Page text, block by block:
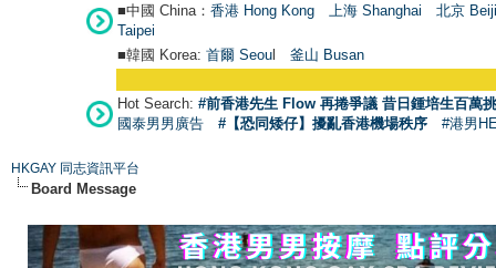
■中國 China： 香港 Hong Kong 上海 Shanghai
北京
Taipei
■韓國 Korea: 首爾 Seoul 釜山 Busan
Hot Search: #前香港先生 Flow 再捲爭議 昔日鍾培生百萬
國泰男男廣告
#【恐同矮仔】擾亂香港機場秩序 #港男
HKGAY 同志資訊平台
Board Message